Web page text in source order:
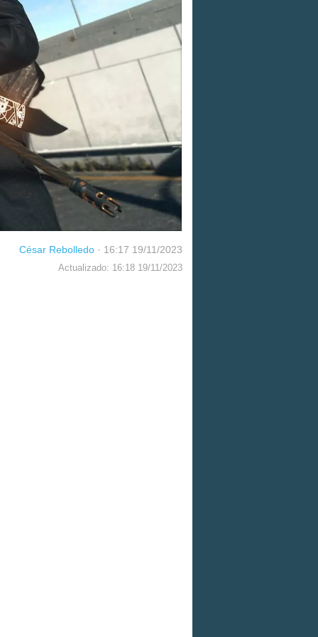
César Rebolledo · 16:17 19/11/2023
Actualizado: 16:18 19/11/2023